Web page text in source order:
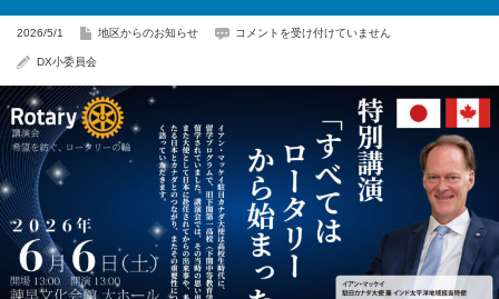
2026/5/1 地区からのお知らせ
特
べ
た」
コメントを受け付けていません
DX小委員会